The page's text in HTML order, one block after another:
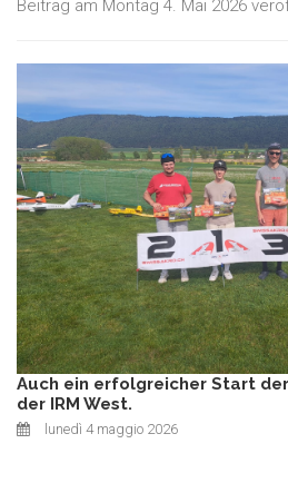
Beitrag am Montag 4. Mai 2026
Auch ein erfolgreicher Start
der IRM West.
lunedì 4 maggio 2026